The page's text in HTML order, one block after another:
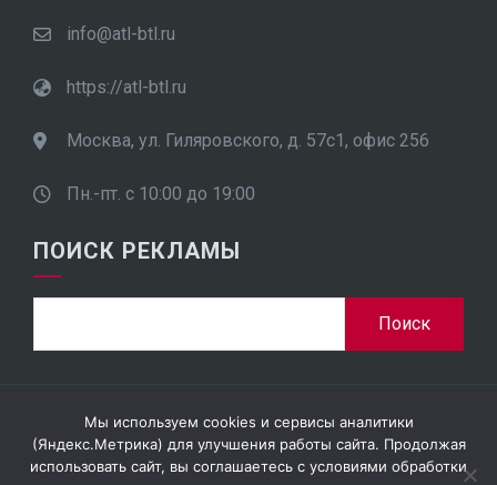
info@atl-btl.ru
https://atl-btl.ru
Москва, ул. Гиляровского, д. 57с1, офис 256
Пн.-пт. с 10:00 до 19:00
ПОИСК РЕКЛАМЫ
ООО "ПроСтар Плюс", ИНН 7701948452
Мы используем cookies и сервисы аналитики
(Яндекс.Метрика) для улучшения работы сайта. Продолжая
использовать сайт, вы соглашаетесь с условиями обработки